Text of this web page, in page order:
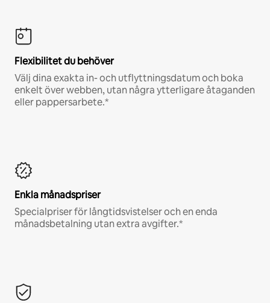
Flexibilitet du behöver
Välj dina exakta in- och utflyttningsdatum och boka
enkelt över webben, utan några ytterligare åtaganden
eller pappersarbete.*
Enkla månadspriser
Specialpriser för långtidsvistelser och en enda
månadsbetalning utan extra avgifter.*